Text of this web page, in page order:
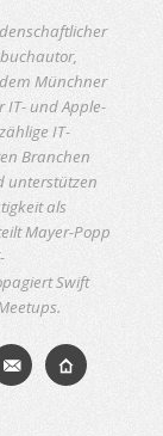
Münchner
IT- und Apple-
IT-
Branchen
unterstützen
als
Mayer-Popp
Swift